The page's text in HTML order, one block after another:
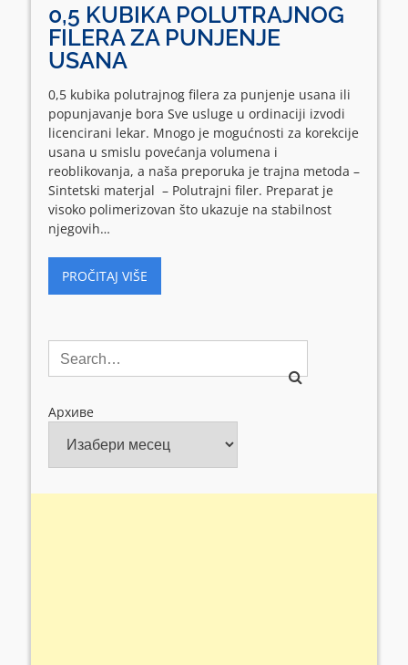
0,5 KUBIKA POLUTRAJNOG
FILERA ZA PUNJENJE
USANA
0,5 kubika polutrajnog filera za punjenje usana ili
popunjavanje bora Sve usluge u ordinaciji izvodi
licencirani lekar. Mnogo je mogućnosti za korekcije
usana u smislu povećanja volumena i
reoblikovanja, a naša preporuka je trajna metoda –
Sintetski materjal – Polutrajni filer. Preparat je
visoko polimerizovan što ukazuje na stabilnost
njegovih…
PROČITAJ VIŠE
Архиве